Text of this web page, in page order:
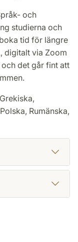
och
studierna och
tid för längre
digitalt via Zoom
och det går fint att
Rumänska,